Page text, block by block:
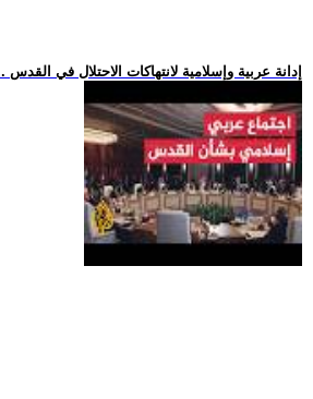
.. إدانة عربية وإسلامية لانتهاكات الاحتلال في القدس